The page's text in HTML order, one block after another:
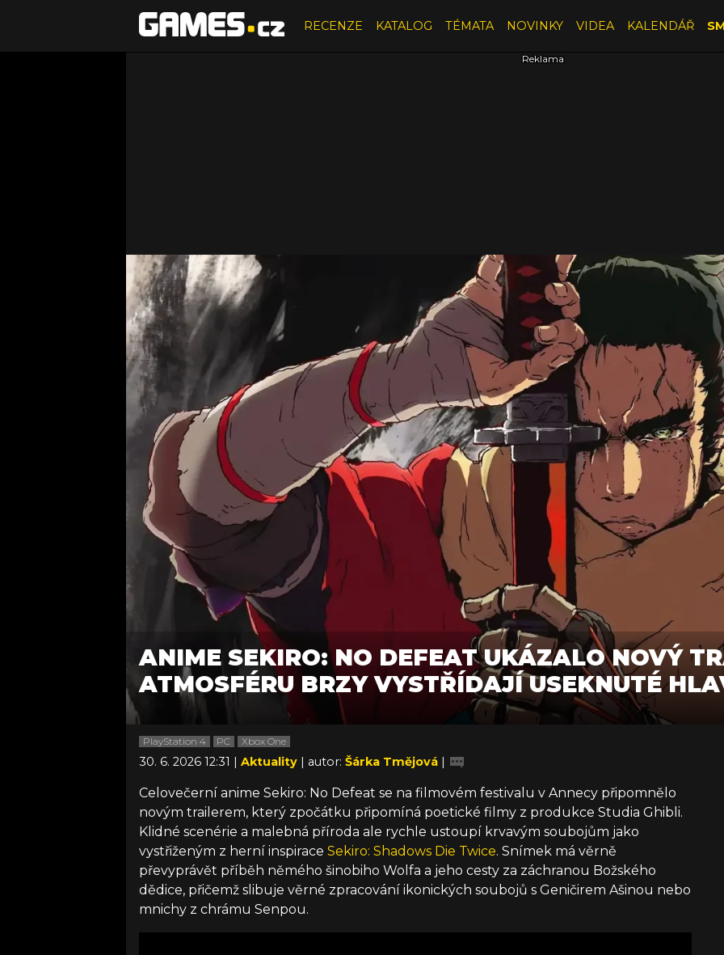
RECENZE KATALOG TÉMATA NOVINKY VIDEA KALENDÁŘ
ANIME SEKIRO: NO DEFEAT UKÁZALO NOVÝ
ATMOSFÉRU BRZY VYSTŘÍDAJÍ USEKNUTÉ
PlayStation 4 PC Xbox One
30. 6. 2026 12:31 | Aktuality | autor: Šárka Tmějová |
Celovečerní anime Sekiro: No Defeat se na filmovém festivalu v Annecy připomnělo
novým trailerem, který zpočátku připomíná poetické filmy z produkce Studia Ghibli.
Klidné scenérie a malebná příroda ale rychle ustoupí krvavým soubojům jako
vystřiženým z herní inspirace Sekiro: Shadows Die Twice. Snímek má věrně
převyprávět příběh němého šinobiho Wolfa a jeho cesty za záchranou Božského
dědice, přičemž slibuje věrné zpracování ikonických soubojů s Geničirem Ašinou nebo
mnichy z chrámu Senpou.